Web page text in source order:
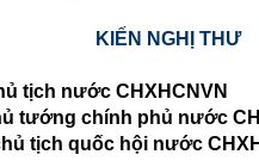
KIẾN NGHỊ THƯ
tịch nước CHXHCNVN
tướng chính phủ nước
tịch quốc hội nước